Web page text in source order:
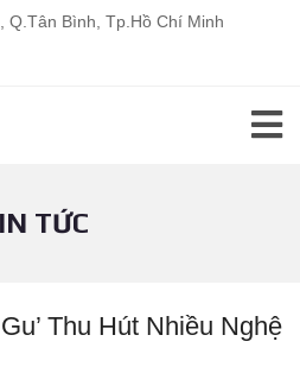
Q.Tân Bình, Tp.Hồ Chí Minh
TỨC
Thu Hút Nhiều Nghệ